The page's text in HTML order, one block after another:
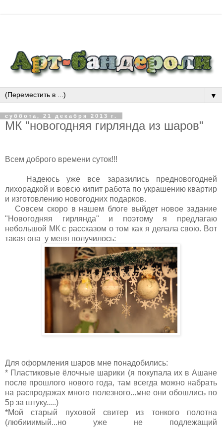
▼
суббота, 21 декабря 2013 г.
МК "новогодняя гирлянда из шаров"
Всем доброго времени суток!!!
Надеюсь уже все заразились предновогодней
лихорадкой и вовсю кипит работа по украшению квартир
и изготовлению новогодних подарков.
Совсем скоро в нашем блоге выйдет новое задание
"Новогодняя гирлянда" и поэтому я предлагаю
небольшой МК с рассказом о том как я делала свою. Вот
такая она у меня получилось:
Для оформления шаров мне понадобились:
* Пластиковые ёлочные шарики (я покупала их в Ашане
после прошлого нового года, там всегда можно набрать
на распродажах много полезного...мне они обошлись по
5р за штуку.....)
*Мой старый пуховой свитер из тонкого полотна
(любииимый...но уже не подлежащий